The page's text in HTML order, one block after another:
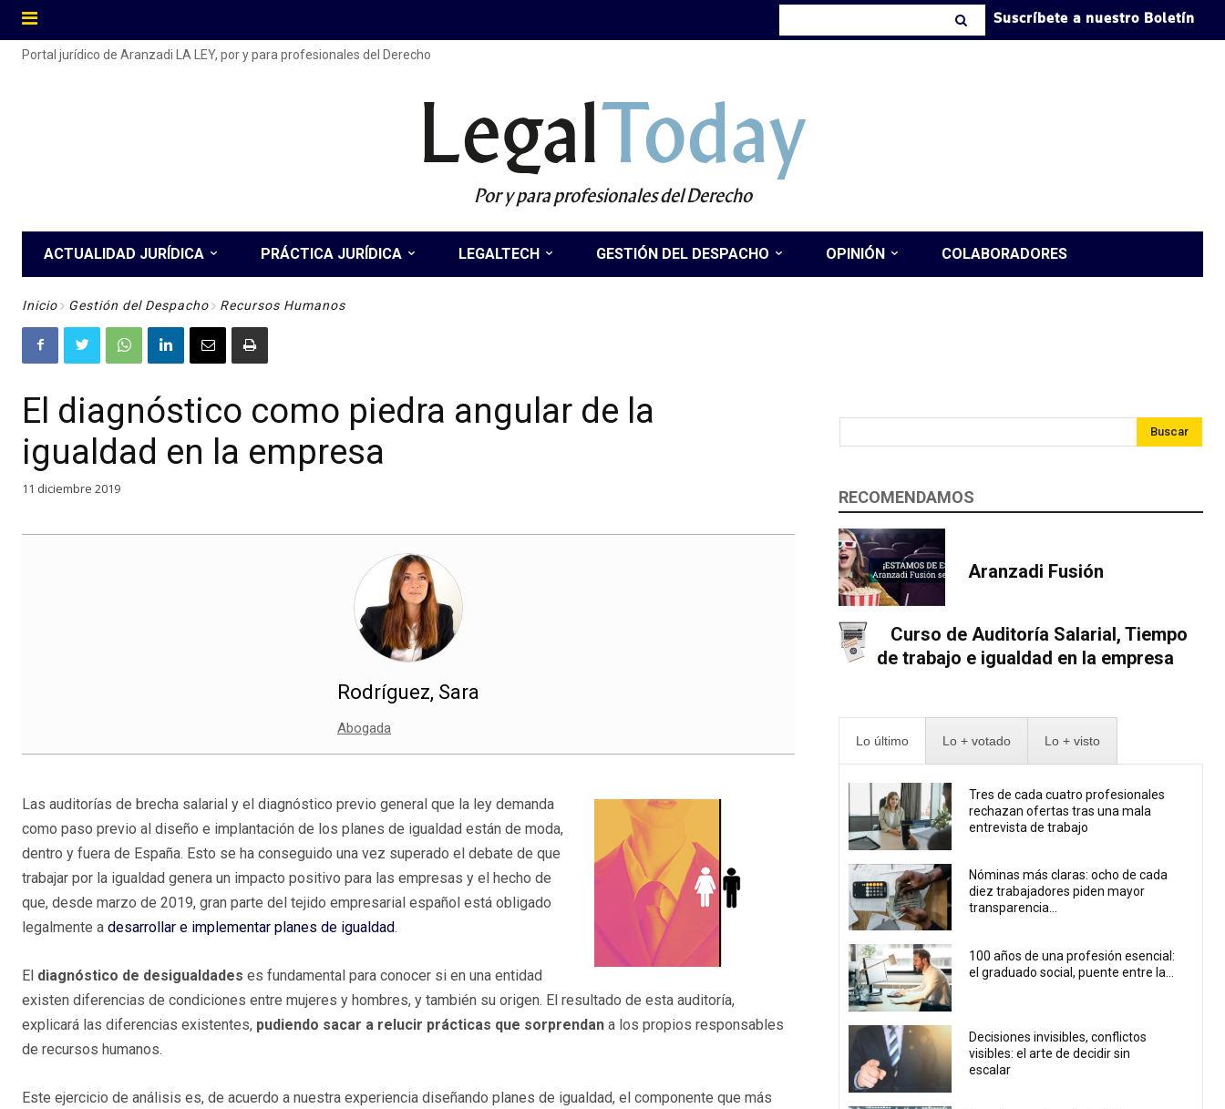
Suscríbete a nuestro Boletín
Portal jurídico de Aranzadi LA LEY, por y para profesionales del Derecho
LegalToday
Por y para profesionales del Derecho
ACTUALIDAD JURÍDICA PRÁCTICA JURÍDICA LEGALTECH GESTIÓN DEL DESPACHO OPINIÓN COLABORADORES
Inicio Gestión del Despacho Recursos Humanos
El diagnóstico como piedra angular de la
igualdad en la empresa
11 diciembre 2019
Rodríguez, Sara
Abogada
Las auditorías de brecha salarial y el diagnóstico previo general que la ley demanda
como paso previo al diseño e implantación de los planes de igualdad están de moda,
dentro y fuera de España. Esto se ha conseguido una vez superado el debate de que
trabajar por la igualdad genera un impacto positivo para las empresas y el hecho de
que, desde marzo de 2019, gran parte del tejido empresarial español está obligado
legalmente a desarrollar e implementar planes de igualdad.
El diagnóstico de desigualdades es fundamental para conocer si en una entidad
existen diferencias de condiciones entre mujeres y hombres, y también su origen. El resultado de esta auditoría,
explicará las diferencias existentes, pudiendo sacar a relucir prácticas que sorprendan a los propios responsables
de recursos humanos.
Este ejercicio de análisis es, de acuerdo a nuestra experiencia diseñando planes de igualdad, el componente que más
Buscar
RECOMENDAMOS
Aranzadi Fusión
Curso de Auditoría Salarial, Tiempo
de trabajo e igualdad en la empresa
Lo último Lo + votado Lo + visto
Tres de cada cuatro profesionales
rechazan ofertas tras una mala
entrevista de trabajo
Nóminas más claras: ocho de cada
diez trabajadores piden mayor
transparencia...
100 años de una profesión esencial:
el graduado social, puente entre la...
Decisiones invisibles, conflictos
visibles: el arte de decidir sin
escalar